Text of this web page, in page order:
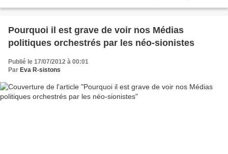
Pourquoi il est grave de voir nos Médias
politiques orchestrés par les néo-sionistes
Publié le 17/07/2012 à 00:01
Par Eva R-sistons